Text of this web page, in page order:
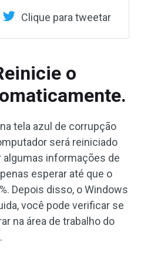
Clique para tweetar
o
tela azul de corrupção
será reiniciado
informações de
esperar até que o
Depois disso, o Windows
você pode verificar se
na área de trabalho do